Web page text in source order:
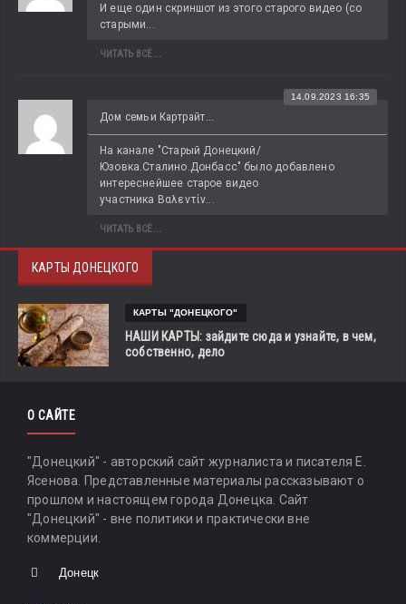
И еще один скриншот из этого старого видео (со
старыми...
ЧИТАТЬ ВСЁ...
Дом семьи Картрайт...
14.09.2023 16:35
На канале "Старый Донецкий/
Юзовка.Сталино.Донбасс" было добавлено
интереснейшее старое видео
участника Βαλεντίν...
ЧИТАТЬ ВСЁ...
КАРТЫ ДОНЕЦКОГО
КАРТЫ "ДОНЕЦКОГО"
НАШИ КАРТЫ: зайдите сюда и узнайте, в чем,
собственно, дело
О САЙТЕ
"Донецкий" - авторский сайт журналиста и писателя Е.
Ясенова. Представленные материалы рассказывают о
прошлом и настоящем города Донецка. Сайт
"Донецкий" - вне политики и практически вне
коммерции.
Донецк